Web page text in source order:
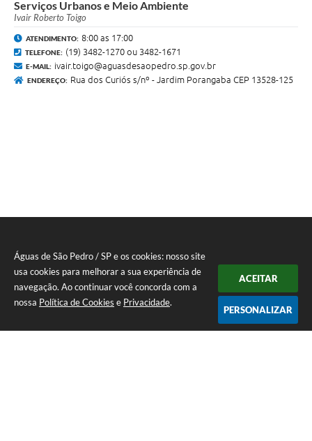
Águas de São Pedro / SP e os cookies: nosso site
usa cookies para melhorar a sua experiência de
navegação. Ao continuar você concorda com a
nossa Política de Cookies e Privacidade.
ACEITAR
PERSONALIZAR
Serviços Urbanos e Meio Ambiente
Ivair Roberto Toigo
ATENDIMENTO: 8:00 as 17:00
TELEFONE: (19) 3482-1270 ou 3482-1671
E-MAIL: ivair.toigo@aguasdesaopedro.sp.gov.br
ENDEREÇO: Rua dos Curiós s/nº - Jardim Porangaba CEP 13528-125